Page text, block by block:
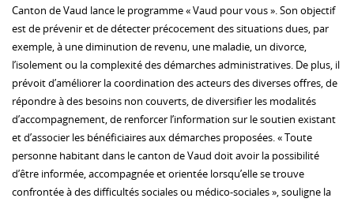
Canton de Vaud lance le programme « Vaud pour vous ». Son objectif
est de prévenir et de détecter précocement des situations dues, par
exemple, à une diminution de revenu, une maladie, un divorce,
l’isolement ou la complexité des démarches administratives. De plus, il
prévoit d’améliorer la coordination des acteurs des diverses offres, de
répondre à des besoins non couverts, de diversifier les modalités
d’accompagnement, de renforcer l’information sur le soutien existant
et d’associer les bénéficiaires aux démarches proposées. « Toute
personne habitant dans le canton de Vaud doit avoir la possibilité
d’être informée, accompagnée et orientée lorsqu’elle se trouve
confrontée à des difficultés sociales ou médico-sociales », souligne la